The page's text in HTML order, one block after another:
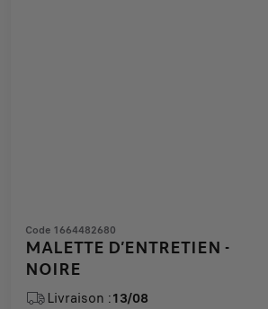
Code 1664482680
MALETTE D’ENTRETIEN -
NOIRE
Livraison :13/08